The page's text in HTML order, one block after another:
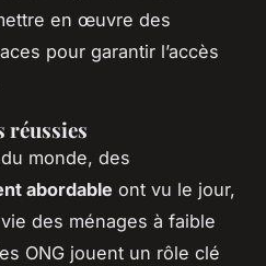
en œuvre des
pour garantir l’accès
réussies
monde, des
abordable ont vu le jour,
des ménages à faible
ONG jouent un rôle clé